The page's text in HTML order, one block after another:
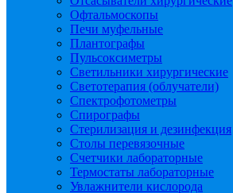
Офтальмоскопы
Печи муфельные
Плантографы
Пульсоксиметры
Светильники хирургические
Светотерапия (облучатели)
Спектрофотометры
Спирографы
Стерилизация и дезинфекция
Столы перевязочные
Счетчики лабораторные
Термостаты лабораторные
Увлажнители кислорода